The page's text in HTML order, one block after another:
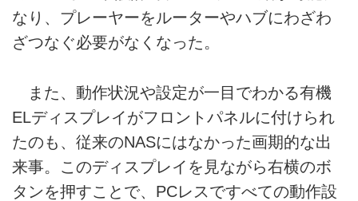
なり、プレーヤーをルーターやハブにわざわ
ざつなぐ必要がなくなった。
また、動作状況や設定が一目でわかる有機
ELディスプレイがフロントパネルに付けられ
たのも、従来のNASにはなかった画期的な出
来事。このディスプレイを見ながら右横のボ
タンを押すことで、PCレスですべての動作設